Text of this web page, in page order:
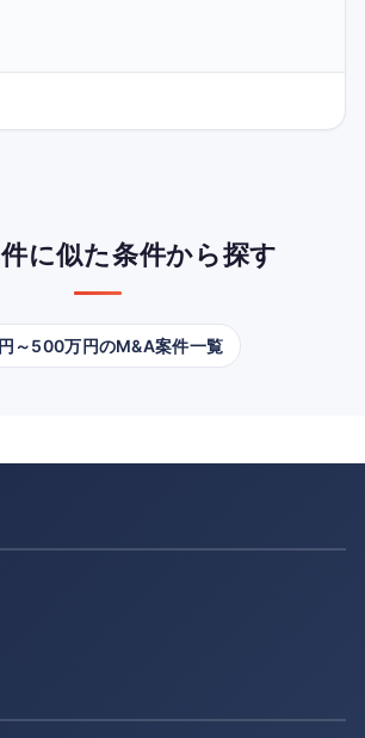
に似た条件から探す
～500万円のM&A案件一覧